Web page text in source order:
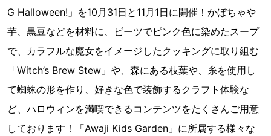
G Halloween!」を10月31日と11月1日に開催！かぼちゃや
芋、黒豆などを材料に、ビーツでピンク色に染めたスープ
で、カラフルな魔女をイメージしたクッキングに取り組む
「Witch’s Brew Stew」や、森にある枝葉や、糸を使用し
て蜘蛛の形を作り、好きな色で装飾するクラフト体験な
ど、ハロウィンを満喫できるコンテンツをたくさんご用意
しております！「Awaji Kids Garden」に所属する様々な